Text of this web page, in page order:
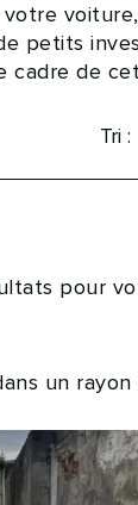
petits
cadre de
Tri :
pour
un